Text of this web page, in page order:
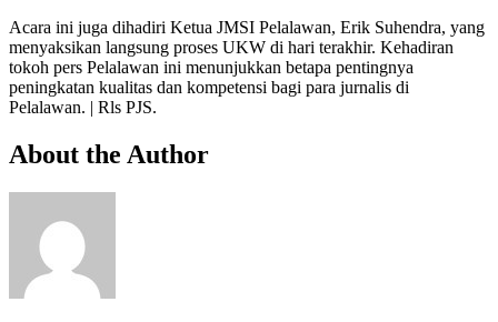
Acara ini juga dihadiri Ketua JMSI Pelalawan, Erik Suhendra, yang
menyaksikan langsung proses UKW di hari terakhir. Kehadiran
tokoh pers Pelalawan ini menunjukkan betapa pentingnya
peningkatan kualitas dan kompetensi bagi para jurnalis di
Pelalawan. | Rls PJS.
About the Author